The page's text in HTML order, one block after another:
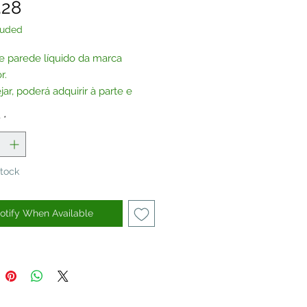
parede líquido da marca
poderá adquirir à parte e
*
When Available